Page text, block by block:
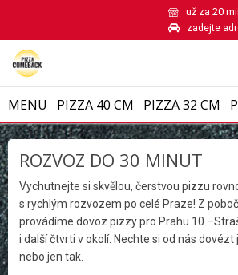
už za 20
zadejte
MENU PIZZA 40 CM PIZZA 32 CM
ROZVOZ DO 30 MINUT
Vychutnejte si skvělou, čerstvou pizzu
s rychlým rozvozem po celé Praze! Z
provádíme dovoz pizzy pro Prahu 10
i další čtvrti v okolí. Nechte si od nás dovézt
nebo jen tak.